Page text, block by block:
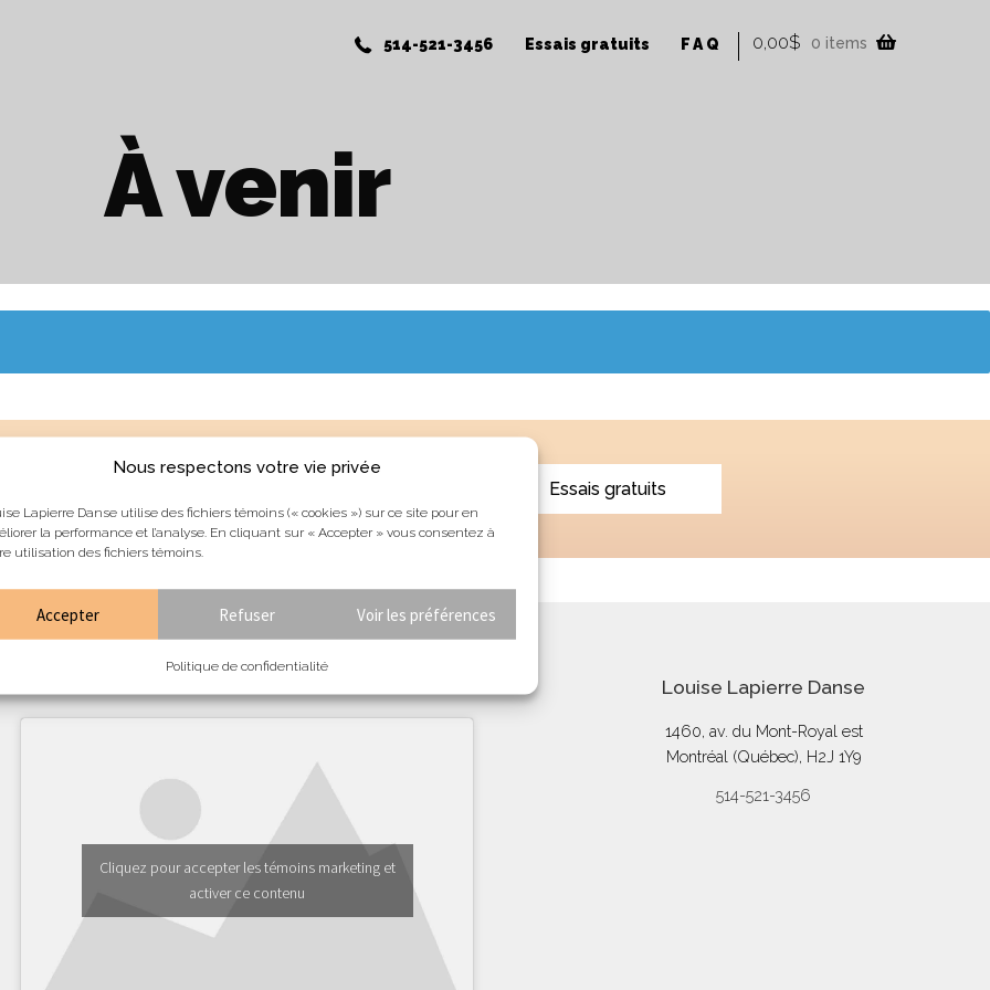
Nous respectons votre vie privée
Lapierre Danse utilise des fichiers témoins (« cookies ») sur ce site pour en
la performance et l’analyse. En cliquant sur « Accepter » vous consentez à
utilisation des fichiers témoins.
Accepter Refuser Voir les préférences
Politique de confidentialité
514-521-3456 Essais gratuits FAQ 0,00$ 0 items
À venir
UN COURS GRATUITEMENT! Essais gratuits
Cliquez pour accepter les témoins marketing et
activer ce contenu
Louise Lapierre Danse
1460, av. du Mont-Royal est
Montréal (Québec), H2J 1Y9
514-521-3456